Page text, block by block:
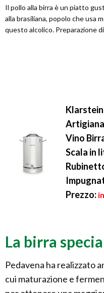
Il pollo alla birra è un piatto
alla brasiliana, popolo che usa
questo alcolico. Preparazione
Vino
Scala in
Prezzo:
La birra
Pedavena ha realizzato
cui maturazione e